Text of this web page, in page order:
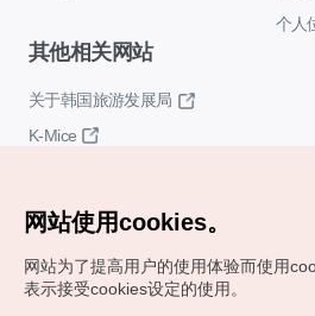
个人
其他相关网站
关于韩国旅游发展局
K-Mice
网站使用cookies。
网站为了提高用户的使用体验而使用
表示接受cookies设定的使用。